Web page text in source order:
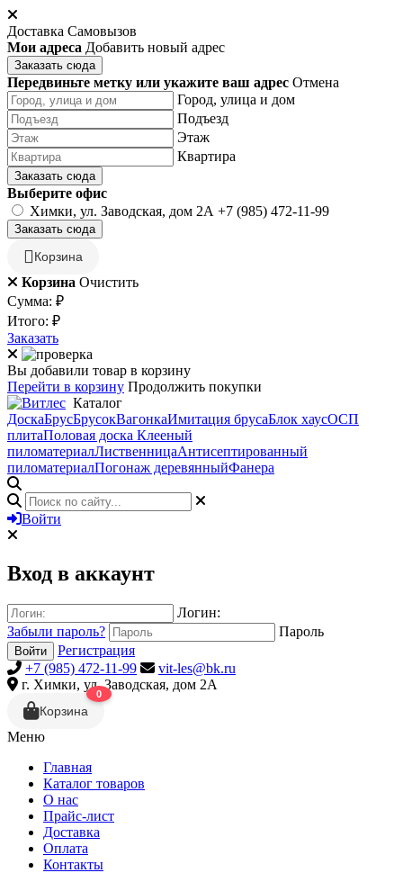
Доставка Самовызов
Мои адреса Добавить новый адрес
Заказать сюда
Передвиньте метку или укажите ваш адрес Отмена
Город, улица и дом
Подъезд
Этаж
Квартира
Заказать сюда
Выберите офис
Химки, ул. Заводская, дом 2А +7 (985) 472-11-99
Заказать сюда
Корзина
Корзина Очистить
Сумма: ₽
Итого: ₽
Заказать
Вы добавили товар в корзину
Перейти в корзину Продолжить покупки
Каталог
ДоскаБрусБрусокВагонкаИмитация брусаБлок хаусОСП
плитаПоловая доска Клееный
пиломатериалЛиственницаАнтисептированный
пиломатериалПогонаж деревянныйФанера
Войти
Вход в аккаунт
Логин:
Забыли пароль?
Пароль
Войти
Регистрация
+7 (985) 472-11-99
vit-les@bk.ru
г. Химки, ул. Заводская, дом 2А
Корзина
0
Меню
Главная
Каталог товаров
О нас
Прайс-лист
Доставка
Оплата
Контакты